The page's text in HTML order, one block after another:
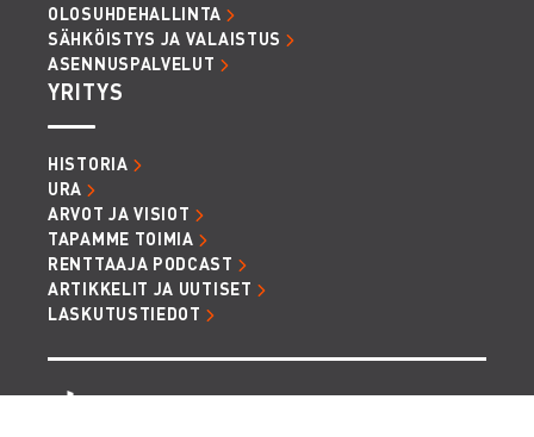
OLOSUHDEHALLINTA
SÄHKÖISTYS JA VALAISTUS
ASENNUSPALVELUT
YRITYS
HISTORIA
URA
ARVOT JA VISIOT
TAPAMME TOIMIA
RENTTAAJA PODCAST
ARTIKKELIT JA UUTISET
LASKUTUSTIEDOT